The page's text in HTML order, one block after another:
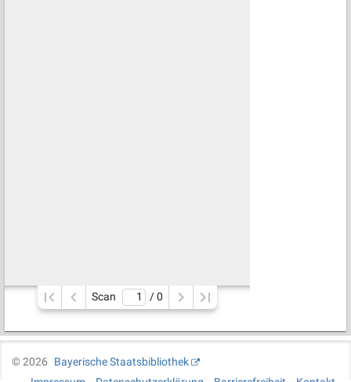
Scan / 0
©2026
Bayerische Staatsbibliothek